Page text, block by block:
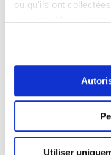
ou qu'ils ont
Utiliser
l'arrière</span>.
détachable.